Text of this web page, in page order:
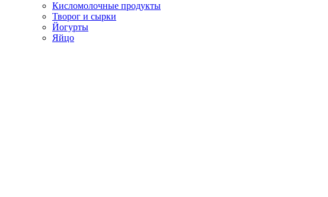
Кисломолочные продукты
Творог и сырки
Йогурты
Яйцо